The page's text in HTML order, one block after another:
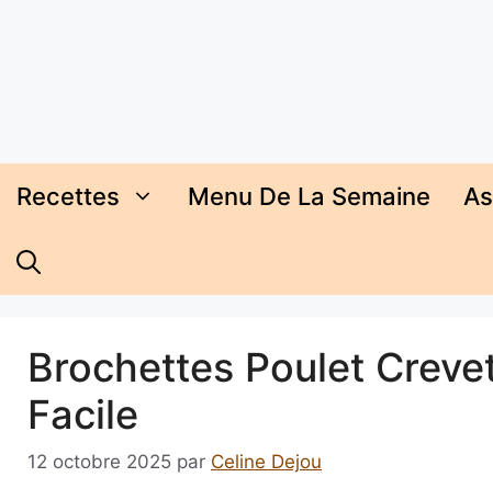
Recettes Menu De La Semaine
Brochettes Poulet
Facile
12 octobre 2025 par Celine Dejou